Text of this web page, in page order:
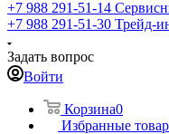
+7 988 291-51-14
+7 988 291-51-30 Трейд-
Задать вопрос
Войти
Корзина0
Избранные